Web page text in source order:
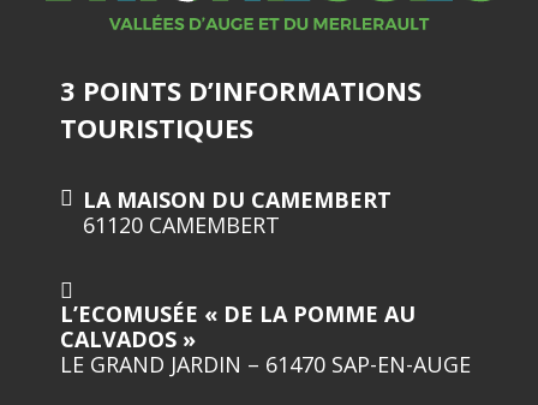
3 POINTS D’INFORMATIONS
TOURISTIQUES
LA MAISON DU CAMEMBERT
61120 CAMEMBERT
L’ECOMUSÉE « DE LA POMME AU
CALVADOS »
LE GRAND JARDIN – 61470 SAP-EN-AUGE